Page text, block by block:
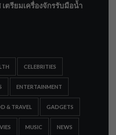
ตรียมเครื่องจักรรับมือน้ำ
CELEBRITIES
ENTERTAINMENT
& TRAVEL GADGETS
MUSIC NEWS